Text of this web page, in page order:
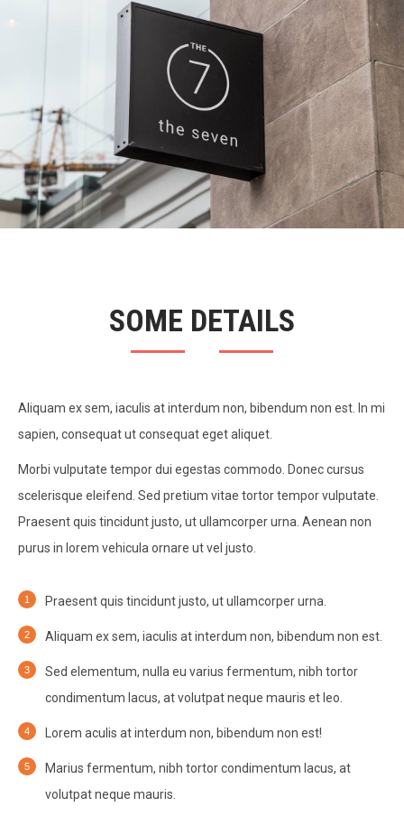
SOME DETAILS
Aliquam ex sem, iaculis at interdum non, bibendum non est. In mi
sapien, consequat ut consequat eget aliquet.
Morbi vulputate tempor dui egestas commodo. Donec cursus
scelerisque eleifend. Sed pretium vitae tortor tempor vulputate.
Praesent quis tincidunt justo, ut ullamcorper urna. Aenean non
purus in lorem vehicula ornare ut vel justo.
Praesent quis tincidunt justo, ut ullamcorper urna.
Aliquam ex sem, iaculis at interdum non, bibendum non est.
Sed elementum, nulla eu varius fermentum, nibh tortor
condimentum lacus, at volutpat neque mauris et leo.
Lorem aculis at interdum non, bibendum non est!
Мarius fermentum, nibh tortor condimentum lacus, at
volutpat neque mauris.